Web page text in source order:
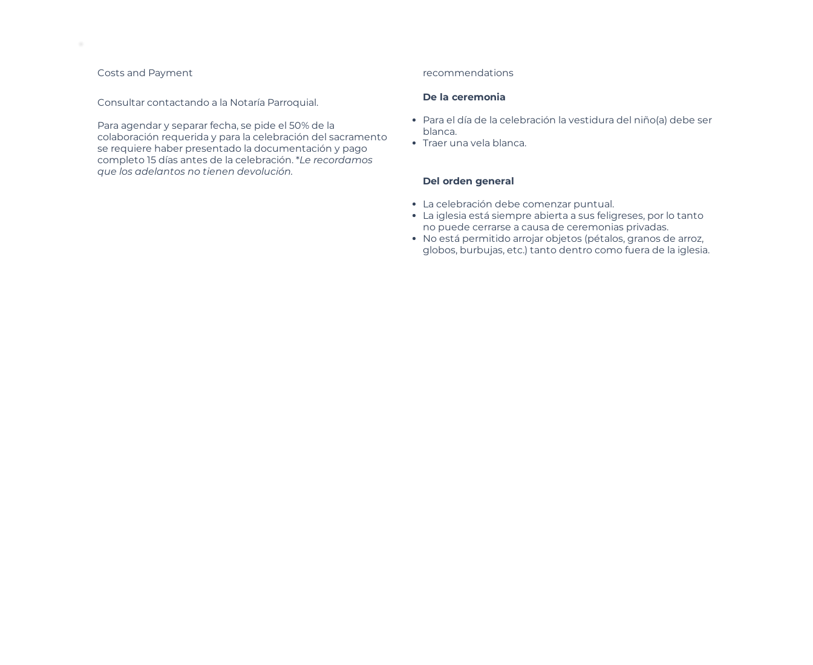
Costs and Payment
Consultar contactando a la Notaría Parroquial.
Para agendar y separar fecha, se pide el 50% de la
colaboración requerida y para la celebración del sacramento
se requiere haber presentado la documentación y pago
completo 15 días antes de la celebración. *Le recordamos
que los adelantos no tienen devolución.
recommendations
De la ceremonia
Para el día de la celebración la vestidura del niño(a) debe ser
blanca.
Traer una vela blanca.
Del orden general
La celebración debe comenzar puntual.
La iglesia está siempre abierta a sus feligreses, por lo tanto
no puede cerrarse a causa de ceremonias privadas.
No está permitido arrojar objetos (pétalos, granos de arroz,
globos, burbujas, etc.) tanto dentro como fuera de la iglesia.